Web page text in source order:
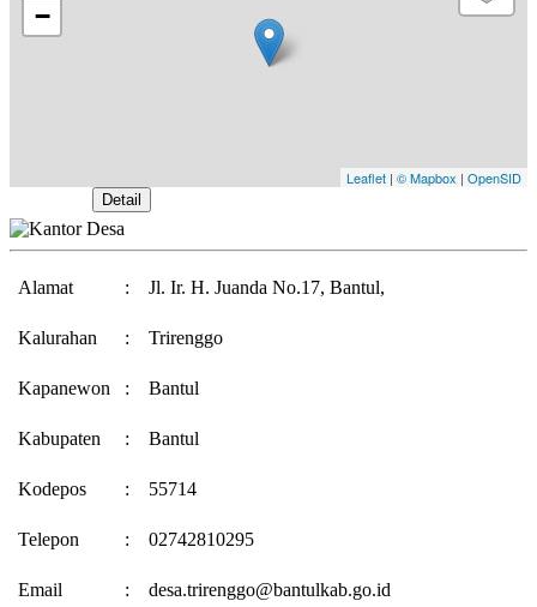
−
Leaflet | © Mapbox | OpenSID
Detail
Alamat : Jl. Ir. H. Juanda No.17, Bantul,
Kalurahan : Trirenggo
Kapanewon : Bantul
Kabupaten : Bantul
Kodepos : 55714
Telepon : 02742810295
Email : desa.trirenggo@bantulkab.go.id